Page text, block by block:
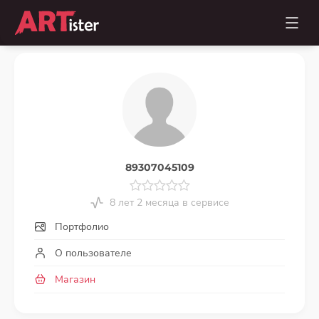
89307045109
8 лет 2 месяца в сервисе
Портфолио
О пользователе
Магазин